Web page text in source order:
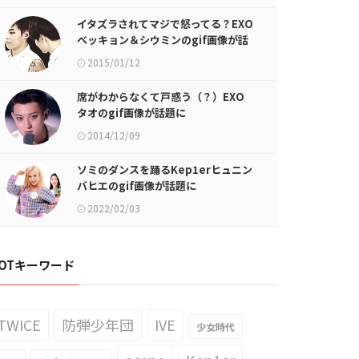
イタズラされてマジで怒ってる？EXO
ベッキョン＆シウミンのgif画像が話
題に2015/01/12
席がわからなくて戸惑う（？）EXO
タオのgif画像が話題に
2014/12/09
ソミのダンスを踊るKep1erヒュニン
バヒエのgif画像が話題に
2022/02/03
キーワード
防弾少年団 IVE 少女時代